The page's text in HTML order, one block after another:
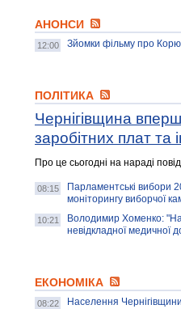
АНОНСИ
12:00 Зйомки фільму про
ПОЛІТИКА
Чернігівщина
заробітних плат
Про це сьогодні на нараді
08:15
Парламентські вибори
моніторингу виборчої
10:21
Володимир Хоменко:
невідкладної медичної
ЕКОНОМІКА
08:22 Населення